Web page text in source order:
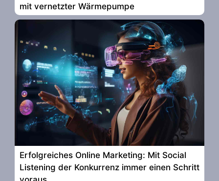
mit vernetzter Wärmepumpe
Erfolgreiches Online Marketing: Mit Social
Listening der Konkurrenz immer einen Schritt